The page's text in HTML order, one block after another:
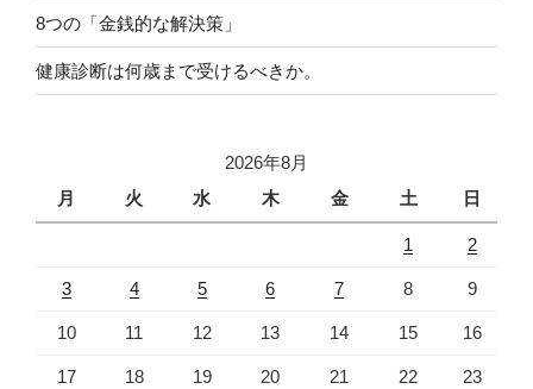
8つの「金銭的な解決策」
健康診断は何歳まで受けるべきか。
2026年8月
月
火 水 木 金 土 日
1 2
3 4 5 6 7 8 9
10 11 12 13 14 15 16
17 18 19 20 21 22 23